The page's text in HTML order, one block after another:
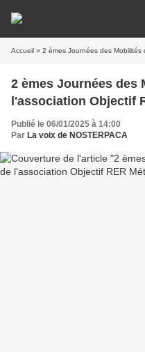
Accueil » 2 èmes Journées des Mobilités du
2 èmes Journées des
l'association Objectif
Publié le 06/01/2025 à 14:00
Par La voix de NOSTERPACA